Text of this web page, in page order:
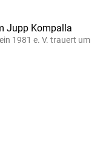
Jupp Kompalla
1981 e. V. trauert um